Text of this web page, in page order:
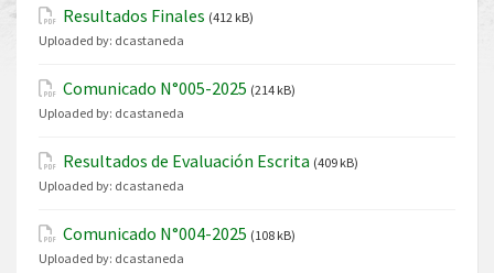
Resultados Finales (412 kB)
Uploaded by: dcastaneda
Comunicado N°005-2025 (214 kB)
Uploaded by: dcastaneda
Resultados de Evaluación Escrita (409 kB)
Uploaded by: dcastaneda
Comunicado N°004-2025 (108 kB)
Uploaded by: dcastaneda